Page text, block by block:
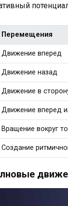
Перемещения
Движение вперед
Движение назад
Движение в
Движение вперед
Вращение вокруг
Создание